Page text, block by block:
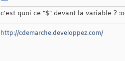
c'est quoi ce "$" devant la variable ? :o
http://cdemarche.developpez.com/